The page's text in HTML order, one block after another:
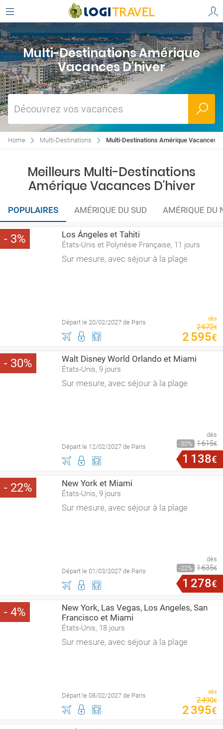
Multi-Destinations Amérique
Vacances D'hiver
Découvrez vos vacances
Home Multi-Destinations Multi-Destinations Amérique Vacances
Meilleurs Multi-Destinations
Amérique Vacances D'hiver
POPULAIRES AMÉRIQUE DU SUD AMÉRIQUE DU
3 Los Ángeles et Tahiti
États-Unis et Polynésie Française, 11 jours
Sur mesure, avec séjour à la plage
Départ le 20/02/2027 de Paris dès
2672€
2595€
30 Walt Disney World Orlando et Miami
États-Unis, 9 jours
Sur mesure, avec séjour à la plage
Départ le 12/02/2027 de Paris
dès
30
1615€
1 138€
22 New York et Miami
États-Unis, 9 jours
Sur mesure, avec séjour à la plage
Départ le 01/03/2027 de Paris
dès
22
1635€
1 278€
4
New York, Las Vegas, Los Angeles, San
Francisco et Miami
États-Unis, 18 jours
Sur mesure, avec séjour à la plage
Départ le 08/02/2027 de Paris dès
2490€
2395€